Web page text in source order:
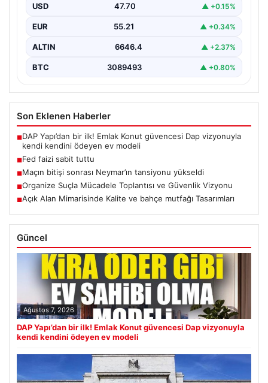
USD 47.70 ▲ +0.15%
EUR 55.21 ▲ +0.34%
ALTIN 6646.4 ▲ +2.37%
BTC 3089493 ▲ +0.80%
Son Eklenen Haberler
■DAP Yapı’dan bir ilk! Emlak Konut güvencesi Dap vizyonuyla
kendi kendini ödeyen ev modeli
■Fed faizi sabit tuttu
■Maçın bitişi sonrası Neymar’ın tansiyonu yükseldi
■Organize Suçla Mücadele Toplantısı ve Güvenlik Vizyonu
■Açık Alan Mimarisinde Kalite ve bahçe mutfağı Tasarımları
Güncel
Ağustos 7, 2026
DAP Yapı’dan bir ilk! Emlak Konut güvencesi Dap vizyonuyla
kendi kendini ödeyen ev modeli